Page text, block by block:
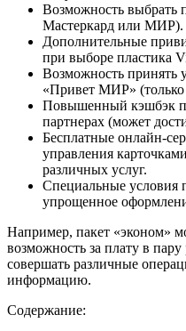
Возможность выбрать
Мастеркард или МИР).
Дополнительные
при выборе пластика
Возможность принять
«Привет МИР»
Повышенный кэшбэк
партнерах (может
Бесплатные онлайн-
управления
различных услуг.
Специальные условия
упрощенное
Например, пакет «эконом»
возможность за плату в
совершать различные
информацию.
Содержание: